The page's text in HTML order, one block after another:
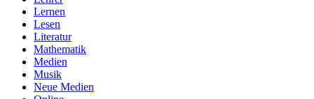
Lernen
Lesen
Literatur
Mathematik
Medien
Musik
Neue Medien